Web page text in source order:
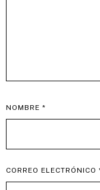
NOMBRE *
CORREO ELECTRÓNICO